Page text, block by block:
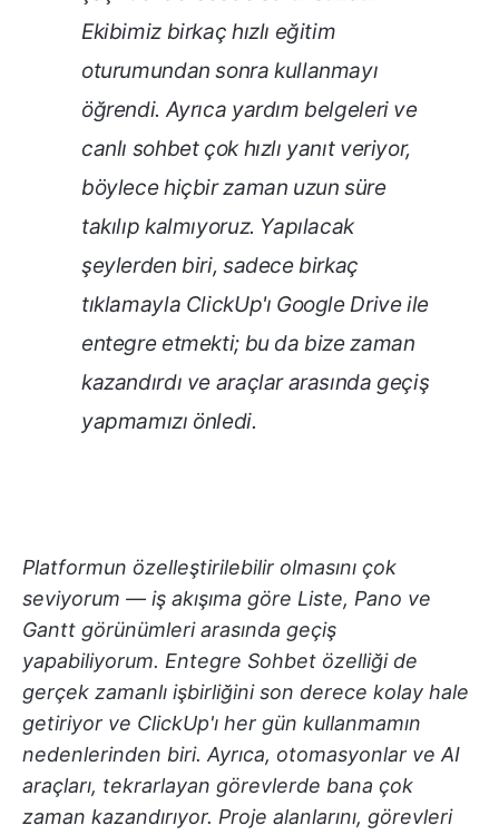
Ekibimiz birkaç hızlı eğitim
oturumundan sonra kullanmayı
öğrendi. Ayrıca yardım belgeleri ve
canlı sohbet çok hızlı yanıt veriyor,
böylece hiçbir zaman uzun süre
takılıp kalmıyoruz. Yapılacak
şeylerden biri, sadece birkaç
tıklamayla ClickUp'ı Google Drive ile
entegre etmekti; bu da bize zaman
kazandırdı ve araçlar arasında geçiş
yapmamızı önledi.
Platformun özelleştirilebilir olmasını çok
seviyorum — iş akışıma göre Liste, Pano ve
Gantt görünümleri arasında geçiş
yapabiliyorum. Entegre Sohbet özelliği de
gerçek zamanlı işbirliğini son derece kolay hale
getiriyor ve ClickUp'ı her gün kullanmamın
nedenlerinden biri. Ayrıca, otomasyonlar ve AI
araçları, tekrarlayan görevlerde bana çok
zaman kazandırıyor. Proje alanlarını, görevleri